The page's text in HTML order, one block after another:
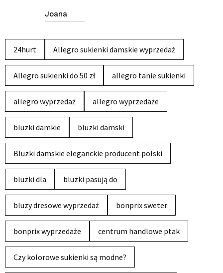
Joana
24hurt Allegro sukienki damskie wyprzedaż
Allegro sukienki do 50 zł allegro tanie sukienki
allegro wyprzedaż allegro wyprzedaże
bluzki damkie bluzki damski
Bluzki damskie eleganckie producent polski
bluzki dla bluzki pasują do
bluzy dresowe wyprzedaż bonprix sweter
bonprix wyprzedaże centrum handlowe ptak
Czy kolorowe sukienki są modne?